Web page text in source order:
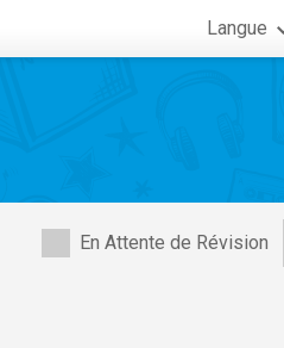
Langue
En Attente de Révision